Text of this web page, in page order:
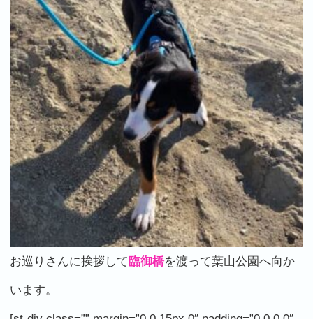
お巡りさんに挨拶して 臨御橋を渡って葉山公園へ向か
います。